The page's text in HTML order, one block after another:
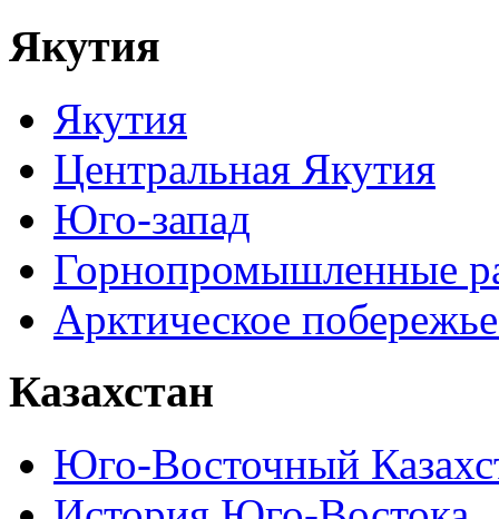
Якутия
Якутия
Центральная Якутия
Юго-запад
Горнопромышленные
Арктическое
Казахстан
Юго-Восточный